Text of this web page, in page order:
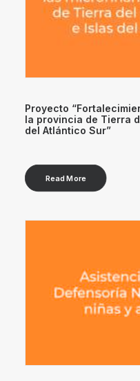
Proyecto
la provincia de Tierra
del Atlántico Sur”
Read More